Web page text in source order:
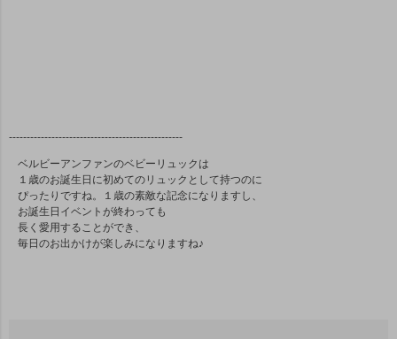
-------------------------------------------------
ベルビーアンファンのベビーリュックは
１歳のお誕生日に初めてのリュックとして持つのに
ぴったりですね。１歳の素敵な記念になりますし、
お誕生日イベントが終わっても
長く愛用することができ、
毎日のお出かけが楽しみになりますね♪